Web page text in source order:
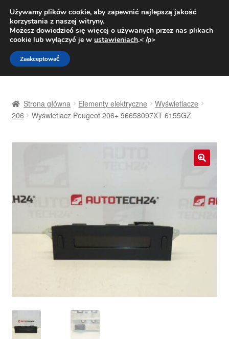
DOSTAWA od 31 zł
Pn.-pt. 9:00-16:00800 003 167
Przejdź
do
nawigacji
Przejdź
do
treści
Dostawa
Moje konto
Skarga
Strona główna Elementy elektryczne
Wyświetlacze
206
Wyświetlacz Peugeot 206+ 96658097XT 6155GZ
Używamy plików cookie, aby zapewnić najlepszą jakość
korzystania z naszej witryny.
Możesz dowiedzieć się więcej o używanych przez nas plikach
cookie lub wyłączyć je w ustawieniach.< /p>
Zaakceptować